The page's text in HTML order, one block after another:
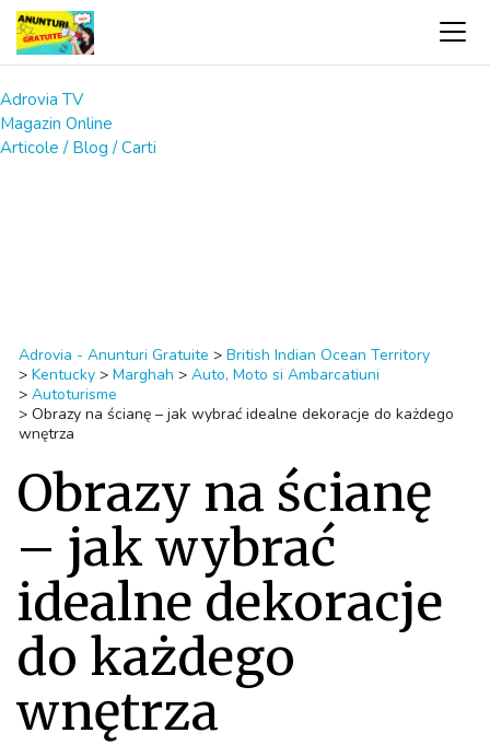
Adrovia TV
Magazin Online
Articole / Blog / Carti
Adrovia - Anunturi Gratuite > British Indian Ocean Territory
> Kentucky > Marghah > Auto, Moto si Ambarcatiuni
> Autoturisme
> Obrazy na ścianę – jak wybrać idealne dekoracje do każdego
wnętrza
Obrazy na ścianę
– jak wybrać
idealne dekoracje
do każdego
wnętrza